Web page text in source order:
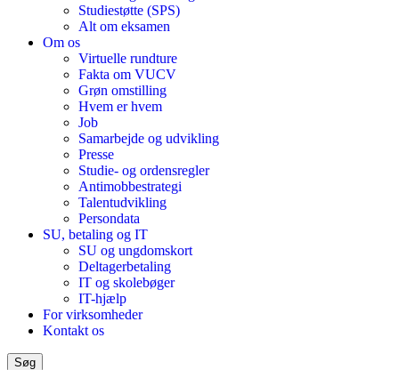
Studiestøtte (SPS)
Alt om eksamen
Om os
Virtuelle rundture
Fakta om VUCV
Grøn omstilling
Hvem er hvem
Job
Samarbejde og udvikling
Presse
Studie- og ordensregler
Antimobbestrategi
Talentudvikling
Persondata
SU, betaling og IT
SU og ungdomskort
Deltagerbetaling
IT og skolebøger
IT-hjælp
For virksomheder
Kontakt os
Søg